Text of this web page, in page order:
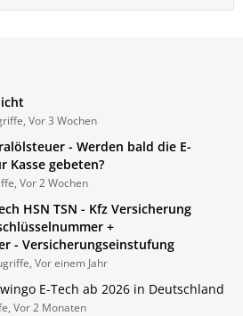
Vor 3 Wochen
- Werden bald die E-
Kasse gebeten?
Vor 2 Wochen
HSN TSN - Kfz Versicherung
+
- Versicherungseinstufung
Vor einem Jahr
E-Tech ab 2026 in Deutschland
Vor 2 Monaten